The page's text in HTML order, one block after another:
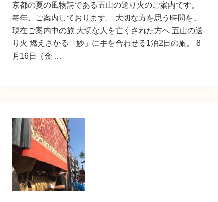
京都の夏の風物詩である五山の送り火のご案内です。
毎年、ご案内しております。 大切な方を思う時間を。
現在ご案内中の旅 大切な人を亡くされた方へ 五山の送
り火 燃えさかる「妙」に手を合わせる1泊2日の旅。 8
月16日（金 …